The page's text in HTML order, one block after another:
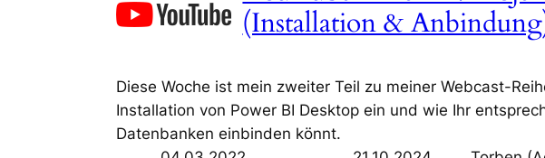
(Installation &
Diese Woche ist mein zweiter Teil zu meiner Webcast-
Installation von Power BI Desktop ein und wie Ihr
Datenbanken einbinden könnt.